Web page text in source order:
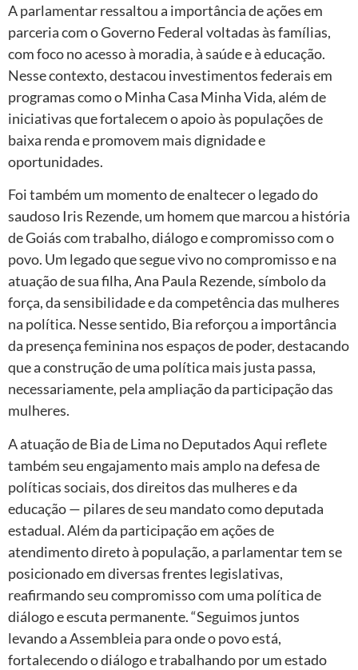
A parlamentar ressaltou a importância de ações em
parceria com o Governo Federal voltadas às famílias,
com foco no acesso à moradia, à saúde e à educação.
Nesse contexto, destacou investimentos federais em
programas como o Minha Casa Minha Vida, além de
iniciativas que fortalecem o apoio às populações de
baixa renda e promovem mais dignidade e
oportunidades.
Foi também um momento de enaltecer o legado do
saudoso Iris Rezende, um homem que marcou a história
de Goiás com trabalho, diálogo e compromisso com o
povo. Um legado que segue vivo no compromisso e na
atuação de sua filha, Ana Paula Rezende, símbolo da
força, da sensibilidade e da competência das mulheres
na política. Nesse sentido, Bia reforçou a importância
da presença feminina nos espaços de poder, destacando
que a construção de uma política mais justa passa,
necessariamente, pela ampliação da participação das
mulheres.
A atuação de Bia de Lima no Deputados Aqui reflete
também seu engajamento mais amplo na defesa de
políticas sociais, dos direitos das mulheres e da
educação — pilares de seu mandato como deputada
estadual. Além da participação em ações de
atendimento direto à população, a parlamentar tem se
posicionado em diversas frentes legislativas,
reafirmando seu compromisso com uma política de
diálogo e escuta permanente. “Seguimos juntos
levando a Assembleia para onde o povo está,
fortalecendo o diálogo e trabalhando por um estado